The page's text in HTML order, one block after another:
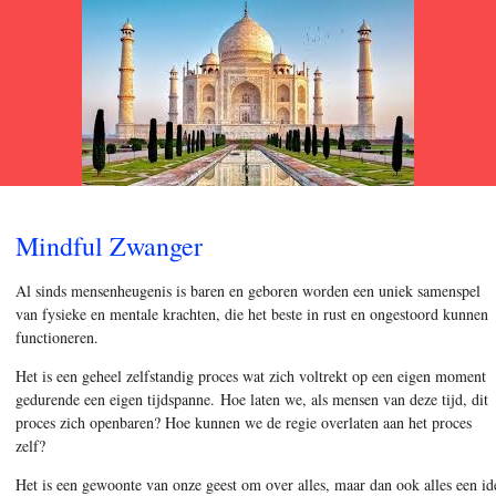
Mindful Zwanger
Al sinds mensenheugenis is baren en geboren worden een uniek samenspel
van fysieke en mentale krachten, die het beste in rust en ongestoord kunnen
functioneren.
Het is een geheel zelfstandig proces wat zich voltrekt op een eigen moment
gedurende een eigen tijdspanne. Hoe laten we, als mensen van deze tijd, dit
proces zich openbaren? Hoe kunnen we de regie overlaten aan het proces
zelf?
Het is een gewoonte van onze geest om over alles, maar dan ook alles een